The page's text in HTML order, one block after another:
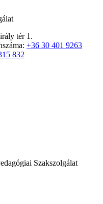
tér 1.
+36 30 401 9263
832
Szakszolgálat